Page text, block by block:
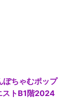
ぽちゃむポップ
ストB1階2024